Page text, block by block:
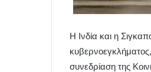
Η Ινδία και η
συνεδρίαση της